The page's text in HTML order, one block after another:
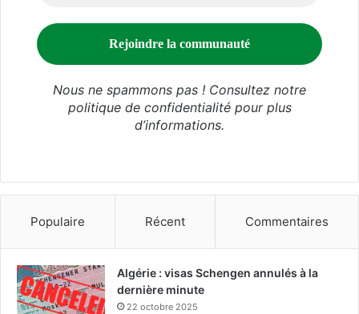
Nous ne spammons pas ! Consultez notre
politique de confidentialitépour plus
d’informations.
Populaire Récent Commentaires
Algérie : visas Schengen annulés à la
dernière minute
22 octobre 2025